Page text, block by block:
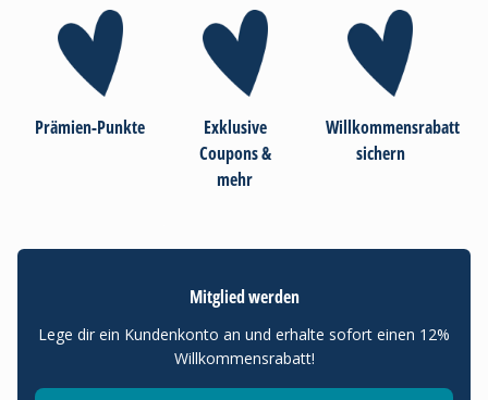
Prämien-Punkte
Exklusive
Coupons &
mehr
Willkommensrabatt
sichern
Mitglied werden
Lege dir ein Kundenkonto an und erhalte sofort einen 12%
Willkommensrabatt!